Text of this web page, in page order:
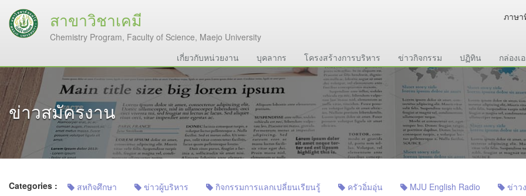
สาขาวิชาเคมี
Chemistry Program, Faculty of Science, Maejo University
ภาษา
เกี่ยวกับหน่วยงาน บุคลากร โครงสร้างการบริหาร ข่าวกิจกรรม ปฏิทิน กล่องเ
ข่าวสมัครงาน
Categories : สหกิจศึกษา ข่าวผู้บริหาร กิจกรรมการแลกเปลี่ยนเรียนรู้ ครัวอิ่มอุ่น MJU English Radio ข่าว